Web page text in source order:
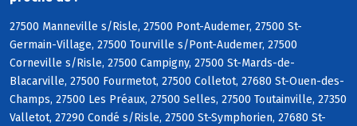
27500 Manneville s/Risle, 27500 Pont-Audemer, 27500 St-
Germain-Village, 27500 Tourville s/Pont-Audemer, 27500
Corneville s/Risle, 27500 Campigny, 27500 St-Mards-de-
Blacarville, 27500 Fourmetot, 27500 Colletot, 27680 St-Ouen-des-
Champs, 27500 Les Préaux, 27500 Selles, 27500 Toutainville, 27350
Valletot, 27290 Condé s/Risle, 27500 St-Symphorien, 27680 St-